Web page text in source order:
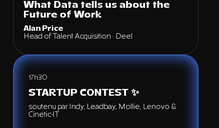
What Data tells us about the
Future of Work
Alan Price
Head of Talent Acquisition · Deel
17h30
STARTUP CONTEST ✨
soutenu par Indy, Leadbay, Mollie, Lenovo &
Cinetic-IT